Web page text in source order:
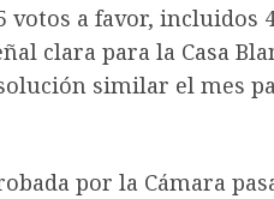
votos a favor, incluidos
clara para la Casa
similar el mes
por la Cámara